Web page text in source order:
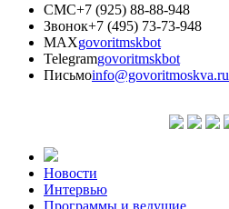
СМС+7 (925) 88-88-948
Звонок+7 (495) 73-73-948
MAXgovoritmskbot
Telegramgovoritmskbot
Письмоinfo@govoritmoskva.ru
Новости
Интервью
Программы и ведущие